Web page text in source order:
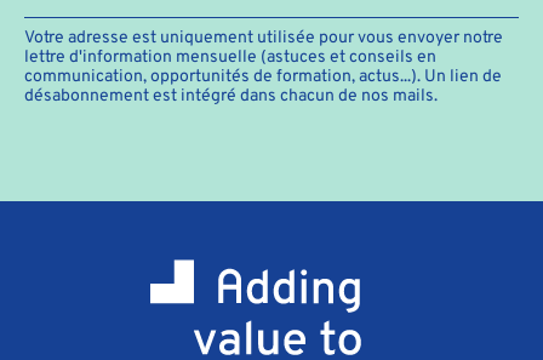
Votre adresse est uniquement utilisée pour vous envoyer notre
lettre d'information mensuelle (astuces et conseils en
communication, opportunités de formation, actus...). Un lien de
désabonnement est intégré dans chacun de nos mails.